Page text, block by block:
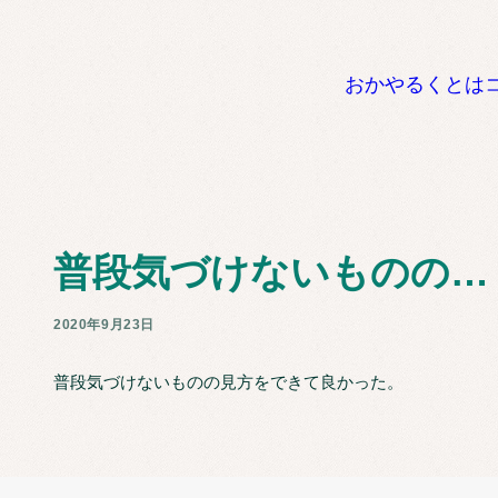
おかやるくとは
普段気づけないものの…
2020年9月23日
普段気づけないものの見方をできて良かった。